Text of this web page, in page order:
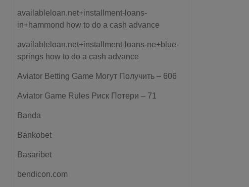
availableloan.net+installment-loans-
in+hammond how to do a cash advance
availableloan.net+installment-loans-ne+blue-
springs how to do a cash advance
Aviator Betting Game Могут Получить – 606
Aviator Game Rules Риск Потери – 71
Banda
Bankobet
Basaribet
bendicon.com